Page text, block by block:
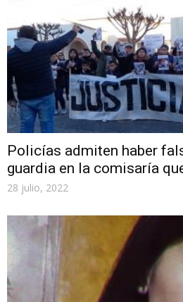
Policías admiten haber
guardia en la comisaría
28 julio, 2022